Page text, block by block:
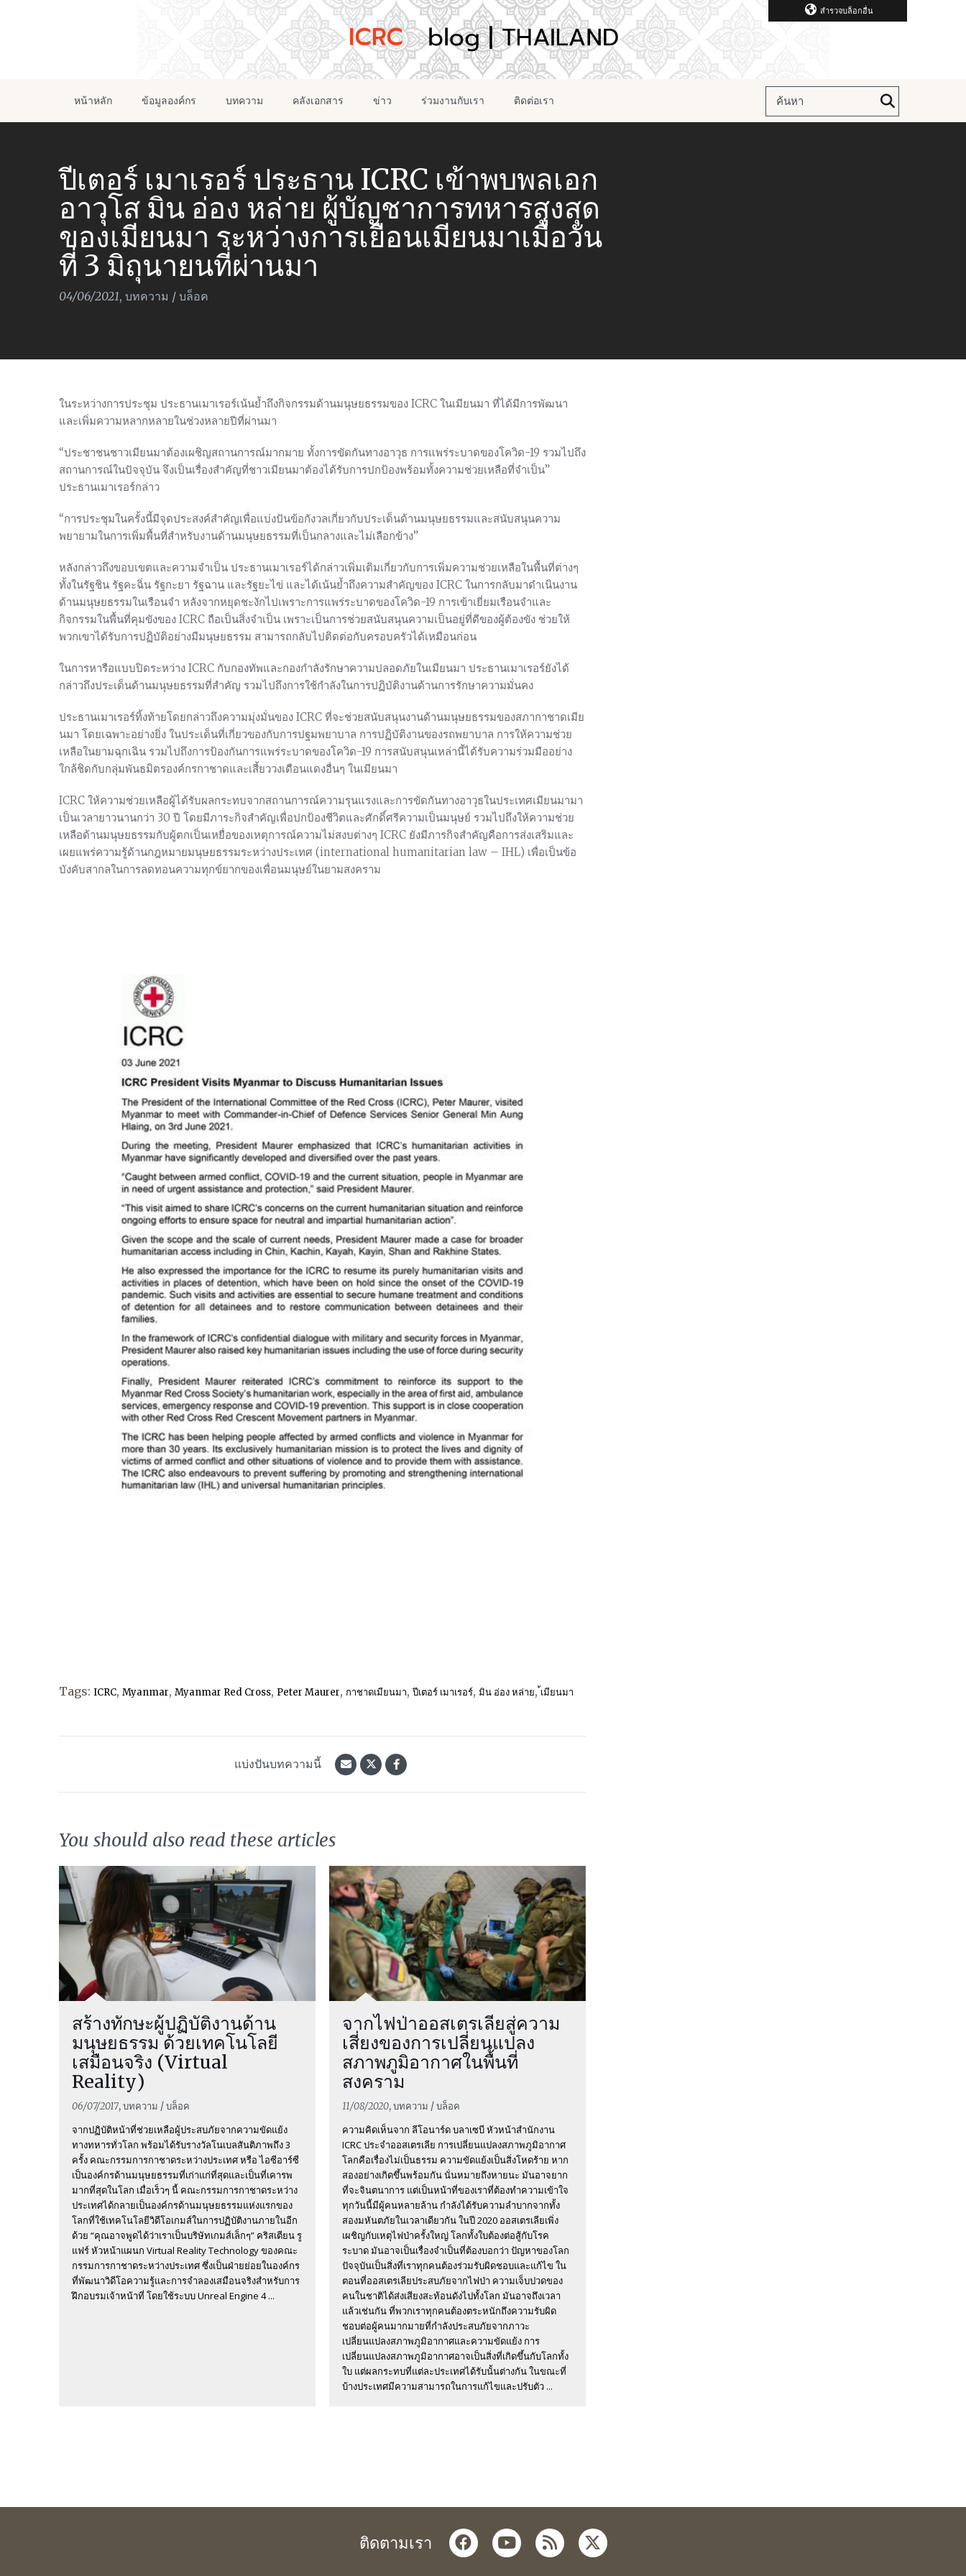
สำรวจบล็อกอื่น
หน้าหลัก ข้อมูลองค์กร บทความ คลังเอกสาร ข่าว ร่วมงานกับเรา ติดต่อเรา
ปีเตอร์ เมาเรอร์ ประธาน ICRC เข้าพบพลเอก
อาวุโส มิน อ่อง หล่าย ผู้บัญชาการทหารสูงสุด
ของเมียนมา ระหว่างการเยือนเมียนมาเมื่อวัน
ที่ 3 มิถุนายนที่ผ่านมา
04/06/2021, บทความ / บล็อค
ในระหว่างการประชุม ประธานเมาเรอร์เน้นย้ำถึงกิจกรรมด้านมนุษยธรรมของ ICRC ในเมียนมา ที่ได้มีการพัฒนา
และเพิ่มความหลากหลายในช่วงหลายปีที่ผ่านมา
“ประชาชนชาวเมียนมาต้องเผชิญสถานการณ์มากมาย ทั้งการขัดกันทางอาวุธ การแพร่ระบาดของโควิด-19 รวมไปถึง
สถานการณ์ในปัจจุบัน จึงเป็นเรื่องสำคัญที่ชาวเมียนมาต้องได้รับการปกป้องพร้อมทั้งความช่วยเหลือที่จำเป็น”
ประธานเมาเรอร์กล่าว
“การประชุมในครั้งนี้มีจุดประสงค์สำคัญเพื่อแบ่งปันข้อกังวลเกี่ยวกับประเด็นด้านมนุษยธรรมและสนับสนุนความ
พยายามในการเพิ่มพื้นที่สำหรับงานด้านมนุษยธรรมที่เป็นกลางและไม่เลือกข้าง”
หลังกล่าวถึงขอบเขตและความจำเป็น ประธานเมาเรอร์ได้กล่าวเพิ่มเติมเกี่ยวกับการเพิ่มความช่วยเหลือในพื้นที่ต่างๆ
ทั้งในรัฐชิน รัฐคะฉิ่น รัฐกะยา รัฐฉาน และรัฐยะไข่ และได้เน้นย้ำถึงความสำคัญของ ICRC ในการกลับมาดำเนินงาน
ด้านมนุษยธรรมในเรือนจำ หลังจากหยุดชะงักไปเพราะการแพร่ระบาดของโควิด-19 การเข้าเยี่ยมเรือนจำและ
กิจกรรมในพื้นที่คุมขังของ ICRC ถือเป็นสิ่งจำเป็น เพราะเป็นการช่วยสนับสนุนความเป็นอยู่ที่ดีของผู้ต้องขัง ช่วยให้
พวกเขาได้รับการปฏิบัติอย่างมีมนุษยธรรม สามารถกลับไปติดต่อกับครอบครัวได้เหมือนก่อน
ในการหารือแบบปิดระหว่าง ICRC กับกองทัพและกองกำลังรักษาความปลอดภัยในเมียนมา ประธานเมาเรอร์ยังได้
กล่าวถึงประเด็นด้านมนุษยธรรมที่สำคัญ รวมไปถึงการใช้กำลังในการปฏิบัติงานด้านการรักษาความมั่นคง
ประธานเมาเรอร์ทิ้งท้ายโดยกล่าวถึงความมุ่งมั่นของ ICRC ที่จะช่วยสนับสนุนงานด้านมนุษยธรรมของสภากาชาดเมีย
นมา โดยเฉพาะอย่างยิ่ง ในประเด็นที่เกี่ยวของกับการปฐมพยาบาล การปฏิบัติงานของรถพยาบาล การให้ความช่วย
เหลือในยามฉุกเฉิน รวมไปถึงการป้องกันการแพร่ระบาดของโควิด-19 การสนับสนุนเหล่านี้ได้รับความร่วมมืออย่าง
ใกล้ชิดกับกลุ่มพันธมิตรองค์กรกาชาดและเสี้ยววงเดือนแดงอื่นๆ ในเมียนมา
ICRC ให้ความช่วยเหลือผู้ได้รับผลกระทบจากสถานการณ์ความรุนแรงและการขัดกันทางอาวุธในประเทศเมียนมามา
เป็นเวลายาวนานกว่า 30 ปี โดยมีภาระกิจสำคัญเพื่อปกป้องชีวิตและศักดิ์ศรีความเป็นมนุษย์ รวมไปถึงให้ความช่วย
เหลือด้านมนุษยธรรมกับผู้ตกเป็นเหยื่อของเหตุการณ์ความไม่สงบต่างๆ ICRC ยังมีภารกิจสำคัญคือการส่งเสริมและ
เผยแพร่ความรู้ด้านกฎหมายมนุษยธรรมระหว่างประเทศ (international humanitarian law – IHL) เพื่อเป็นข้อ
บังคับสากลในการลดทอนความทุกข์ยากของเพื่อนมนุษย์ในยามสงคราม
Tags: ICRC, Myanmar, Myanmar Red Cross, Peter Maurer, กาชาดเมียนมา, ปีเตอร์ เมาเรอร์, มิน อ่อง หล่าย,้เมียนมา
แบ่งปันบทความนี้
You should also read these articles
สร้างทักษะผู้ปฏิบัติงานด้าน
มนุษยธรรม ด้วยเทคโนโลยี
เสมือนจริง (Virtual
Reality)
06/07/2017, บทความ / บล็อค
จากปฏิบัติหน้าที่ช่วยเหลือผู้ประสบภัยจากความขัดแย้ง
ทางทหารทั่วโลก พร้อมได้รับรางวัลโนเบลสันติภาพถึง 3
ครั้ง คณะกรรมการกาชาดระหว่างประเทศ หรือ ไอซีอาร์ซี
เป็นองค์กรด้านมนุษยธรรมที่เก่าแก่ที่สุดและเป็นที่เคารพ
มากที่สุดในโลก เมื่อเร็วๆ นี้ คณะกรรมการกาชาดระหว่าง
ประเทศได้กลายเป็นองค์กรด้านมนุษยธรรมแห่งแรกของ
โลกที่ใช้เทคโนโลยีวิดีโอเกมส์ในการปฏิบัติงานภายในอีก
ด้วย “คุณอาจพูดได้ว่าเราเป็นบริษัทเกมส์เล็กๆ” คริสเตียน รู
แฟร์ หัวหน้าแผนก Virtual Reality Technology ของคณะ
กรรมการกาชาดระหว่างประเทศ ซึ่งเป็นฝ่ายย่อยในองค์กร
ที่พัฒนาวิดีโอความรู้และการจำลองเสมือนจริงสำหรับการ
ฝึกอบรมเจ้าหน้าที่ โดยใช้ระบบ Unreal Engine 4 ...
จากไฟป่าออสเตรเลียสู่ความ
เสี่ยงของการเปลี่ยนแปลง
สภาพภูมิอากาศในพื้นที่
สงคราม
11/08/2020, บทความ / บล็อค
ความคิดเห็นจาก ลีโอนาร์ด บลาเซบี หัวหน้าสำนักงาน
ICRC ประจำออสเตรเลีย การเปลี่ยนแปลงสภาพภูมิอากาศ
โลกคือเรื่องไม่เป็นธรรม ความขัดแย้งเป็นสิ่งโหดร้าย หาก
สองอย่างเกิดขึ้นพร้อมกัน นั่นหมายถึงหายนะ มันอาจยาก
ที่จะจินตนาการ แต่เป็นหน้าที่ของเราที่ต้องทำความเข้าใจ
ทุกวันนี้มีผู้คนหลายล้าน กำลังได้รับความลำบากจากทั้ง
สองมหันตภัยในเวลาเดียวกัน ในปี 2020 ออสเตรเลียเพิ่ง
เผชิญกับเหตุไฟป่าครั้งใหญ่ โลกทั้งใบต้องต่อสู้กับโรค
ระบาด มันอาจเป็นเรื่องจำเป็นที่ต้องบอกว่า ปัญหาของโลก
ปัจจุบันเป็นสิ่งที่เราทุกคนต้องร่วมรับผิดชอบและแก้ไข ใน
ตอนที่ออสเตรเลียประสบภัยจากไฟป่า ความเจ็บปวดของ
คนในชาติได้ส่งเสียงสะท้อนดังไปทั้งโลก มันอาจถึงเวลา
แล้วเช่นกัน ที่พวกเราทุกคนต้องตระหนักถึงความรับผิด
ชอบต่อผู้คนมากมายที่กำลังประสบภัยจากภาวะ
เปลี่ยนแปลงสภาพภูมิอากาศและความขัดแย้ง การ
เปลี่ยนแปลงสภาพภูมิอากาศอาจเป็นสิ่งที่เกิดขึ้นกับโลกทั้ง
ใบ แต่ผลกระทบที่แต่ละประเทศได้รับนั้นต่างกัน ในขณะที่
บ้างประเทศมีความสามารถในการแก้ไขและปรับตัว ...
ติดตามเรา facebookyoutube
rss twitter